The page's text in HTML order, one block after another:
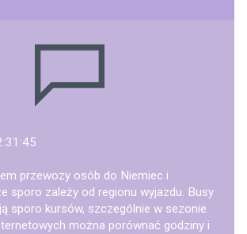
przewozy osób do Niemiec i
sporo zależy od regionu wyjazdu. Busy
sporo kursów, szczególnie w sezonie.
można porównać godziny i